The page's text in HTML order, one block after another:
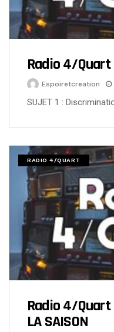
Radio 4/Quart
Espoiretcreation
SUJET 1 :
RADIO 4/QUART
Radio 4/Quart
LA SAISON